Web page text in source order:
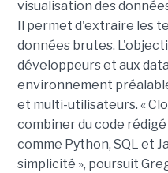
visualisation des
Il permet d'extraire les
données brutes.
développeurs et aux
environnement
et multi-utilisateurs. «
combiner du code
comme Python, SQL et
simplicité », poursuit